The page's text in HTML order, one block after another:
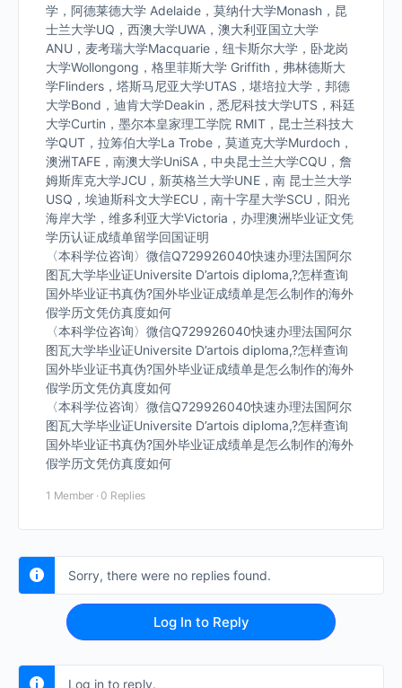
学，阿德莱德大学 Adelaide，莫纳什大学Monash，昆
士兰大学UQ，西澳大学UWA，澳大利亚国立大学
ANU，麦考瑞大学Macquarie，纽卡斯尔大学，卧龙岗
大学Wollongong，格里菲斯大学 Griffith，弗林德斯大
学Flinders，塔斯马尼亚大学UTAS，堪培拉大学，邦德
大学Bond，迪肯大学Deakin，悉尼科技大学UTS，科廷
大学Curtin，墨尔本皇家理工学院 RMIT，昆士兰科技大
学QUT，拉筹伯大学La Trobe，莫道克大学Murdoch，
澳洲TAFE，南澳大学UniSA，中央昆士兰大学CQU，詹
姆斯库克大学JCU，新英格兰大学UNE，南 昆士兰大学
USQ，埃迪斯科文大学ECU，南十字星大学SCU，阳光
海岸大学，维多利亚大学Victoria，办理澳洲毕业证文凭
学历认证成绩单留学回国证明
〈本科学位咨询〉微信Q729926040快速办理法国阿尔
图瓦大学毕业证Universite D’artois diploma,?怎样查询
国外毕业证书真伪?国外毕业证成绩单是怎么制作的海外
假学历文凭仿真度如何
〈本科学位咨询〉微信Q729926040快速办理法国阿尔
图瓦大学毕业证Universite D’artois diploma,?怎样查询
国外毕业证书真伪?国外毕业证成绩单是怎么制作的海外
假学历文凭仿真度如何
〈本科学位咨询〉微信Q729926040快速办理法国阿尔
图瓦大学毕业证Universite D’artois diploma,?怎样查询
国外毕业证书真伪?国外毕业证成绩单是怎么制作的海外
假学历文凭仿真度如何
1 Member · 0 Replies
Sorry, there were no replies found.
Log In to Reply
Log in to reply.